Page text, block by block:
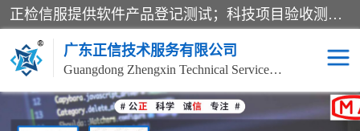
正检信服提供软件产品登记测试；科技项目验收测试；产品确认测试；功能测试；性能测试；安全测试；代码审计测试；漏洞扫描测试；渗透测试；风险评估测试；信息安全等级保护测评；双软认定；实验室建设质量体系建设；软件着作权、软件评测等服务。
广东正信技术服务有限公司
Guangdong Zhengxin Technical Service Co., Ltd